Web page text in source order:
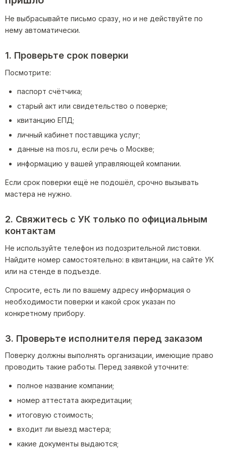
Не выбрасывайте письмо сразу, но и не действуйте по
нему автоматически.
1. Проверьте срок поверки
Посмотрите:
паспорт счётчика;
старый акт или свидетельство о поверке;
квитанцию ЕПД;
личный кабинет поставщика услуг;
данные на mos.ru, если речь о Москве;
информацию у вашей управляющей компании.
Если срок поверки ещё не подошёл, срочно вызывать
мастера не нужно.
2. Свяжитесь с УК только по официальным
контактам
Не используйте телефон из подозрительной листовки.
Найдите номер самостоятельно: в квитанции, на сайте УК
или на стенде в подъезде.
Спросите, есть ли по вашему адресу информация о
необходимости поверки и какой срок указан по
конкретному прибору.
3. Проверьте исполнителя перед заказом
Поверку должны выполнять организации, имеющие право
проводить такие работы. Перед заявкой уточните:
полное название компании;
номер аттестата аккредитации;
итоговую стоимость;
входит ли выезд мастера;
какие документы выдаются;